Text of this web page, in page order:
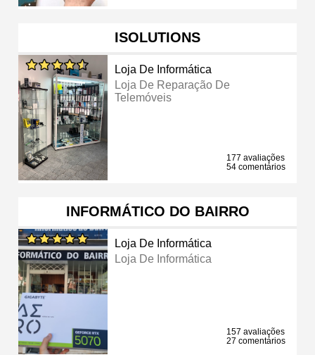
ISOLUTIONS
Loja De Informática
Loja De Reparação De
Telemóveis
177 avaliações
54 comentários
INFORMÁTICO DO BAIRRO
Loja De Informática
Loja De Informática
157 avaliações
27 comentários